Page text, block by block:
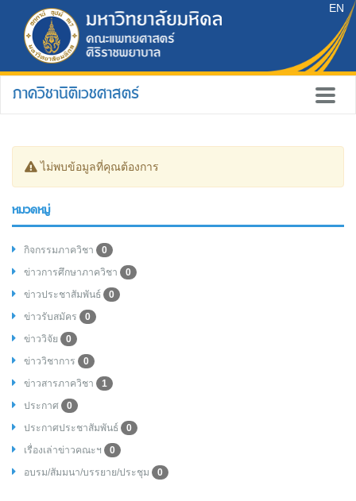
EN
ภาควิชานิติเวชศาสตร์
ไม่พบข้อมูลที่คุณต้องการ
หมวดหมู่
กิจกรรมภาควิชา
0
ข่าวการศึกษาภาควิชา
0
ข่าวประชาสัมพันธ์
0
ข่าวรับสมัคร
0
ข่าววิจัย
0
ข่าววิชาการ
0
ข่าวสารภาควิชา
1
ประกาศ
0
ประกาศประชาสัมพันธ์
0
เรื่องเล่าข่าวคณะฯ
0
อบรม/สัมมนา/บรรยาย/ประชุม
0